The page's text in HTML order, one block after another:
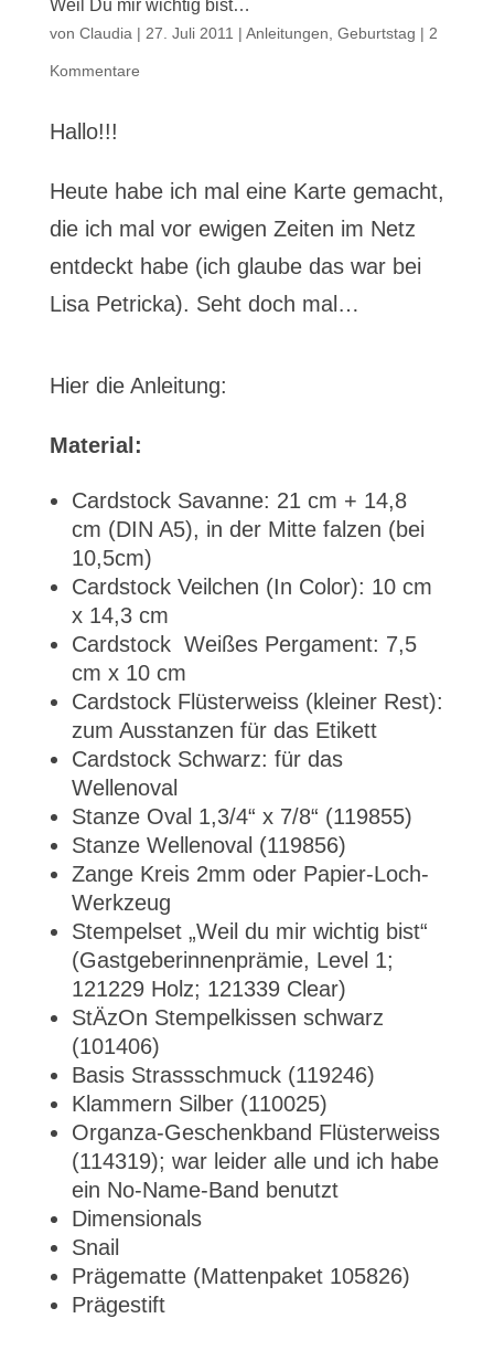
Weil Du mir wichtig bist…
von Claudia | 27. Juli 2011 | Anleitungen Geburtstag | 2
Kommentare
Hallo!!!
Heute habe ich mal eine Karte gemacht,
die ich mal vor ewigen Zeiten im Netz
entdeckt habe (ich glaube das war bei
Lisa Petricka). Seht doch mal…
Hier die Anleitung:
Material:
Cardstock Savanne: 21 cm + 14,8
cm (DIN A5), in der Mitte falzen (bei
10,5cm)
Cardstock Veilchen (In Color): 10 cm
x 14,3 cm
Cardstock Weißes Pergament: 7,5
cm x 10 cm
Cardstock Flüsterweiss (kleiner Rest):
zum Ausstanzen für das Etikett
Cardstock Schwarz: für das
Wellenoval
Stanze Oval 1,3/4“ x 7/8“ (119855)
Stanze Wellenoval (119856)
Zange Kreis 2mm oder Papier-Loch-
Werkzeug
Stempelset „Weil du mir wichtig bist“
(Gastgeberinnenprämie, Level 1;
121229 Holz; 121339 Clear)
StÄzOn Stempelkissen schwarz
(101406)
Basis Strassschmuck (119246)
Klammern Silber (110025)
Organza-Geschenkband Flüsterweiss
(114319); war leider alle und ich habe
ein No-Name-Band benutzt
Dimensionals
Snail
Prägematte (Mattenpaket 105826)
Prägestift